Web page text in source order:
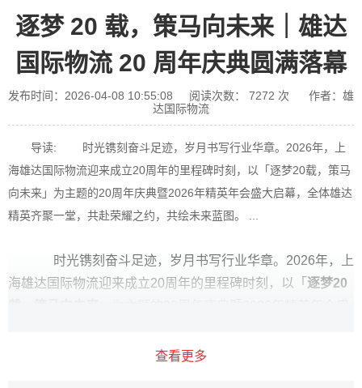
逐梦 20 载，策马向未来｜雄达
国际物流 20 周年庆典圆满落幕
发布时间：2026-04-08 10:55:08 阅读次数： 7272 次
作者：雄
达国际物流
导读: 时光镌刻奋斗足迹，岁月书写行业华章。2026年，上
海雄达国际物流迎来成立20周年的里程碑时刻，以「逐梦20载，策马
向未来」为主题的20周年庆典暨2026年精英年会盛大启幕，全体雄达
精英齐聚一堂，共赴荣耀之约，共绘未来蓝图。 ...
时光镌刻奋斗足迹，岁月书写行业华章。2026年，上
海雄达国际物流迎来成立20周年的里程碑时刻，以「 逐梦20
查看更多